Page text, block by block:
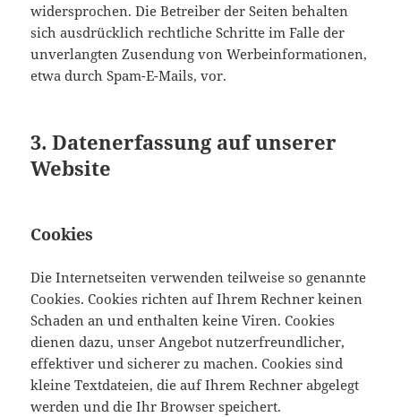
widersprochen. Die Betreiber der Seiten behalten
sich ausdrücklich rechtliche Schritte im Falle der
unverlangten Zusendung von Werbeinformationen,
etwa durch Spam-E-Mails, vor.
3. Datenerfassung auf unserer
Website
Cookies
Die Internetseiten verwenden teilweise so genannte
Cookies. Cookies richten auf Ihrem Rechner keinen
Schaden an und enthalten keine Viren. Cookies
dienen dazu, unser Angebot nutzerfreundlicher,
effektiver und sicherer zu machen. Cookies sind
kleine Textdateien, die auf Ihrem Rechner abgelegt
werden und die Ihr Browser speichert.